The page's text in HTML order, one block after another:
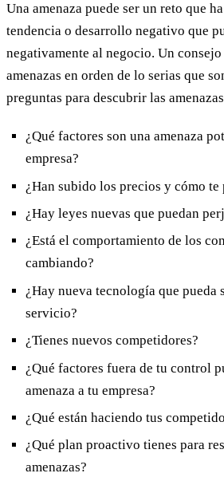
Una amenaza puede ser un reto que
tendencia o desarrollo negativo que
negativamente al negocio. Un
amenazas en orden de lo serias que
preguntas para descubrir las
¿Qué factores son una amenaza
empresa?
¿Han subido los precios y cómo te
¿Hay leyes nuevas que puedan
¿Está el comportamiento de los
cambiando?
¿Hay nueva tecnología que
servicio?
¿Tienes nuevos competidores?
¿Qué factores fuera de tu control
amenaza a tu empresa?
¿Qué están haciendo tus
¿Qué plan proactivo tienes para
amenazas?